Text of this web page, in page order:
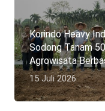
Korindo Heavy
Sodong Tanam
Agrowisata
15 Juli 2026